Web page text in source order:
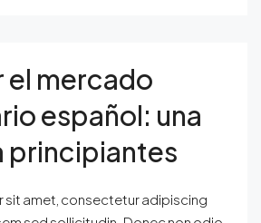
el mercado
español: una
principiantes
sit amet, consectetur adipiscing